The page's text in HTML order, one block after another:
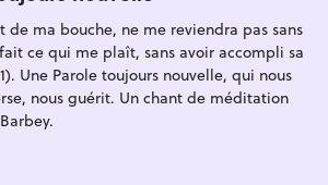
ma bouche, ne me reviendra pas sans
ce qui me plaît, sans avoir accompli sa
Une Parole toujours nouvelle, qui nous
nous guérit. Un chant de méditation